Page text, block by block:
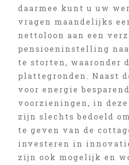
daarmee kunt u uw
vragen maandelijks
nettoloon aan een
pensioeninstelling
te storten, waaronder
plattegronden. Naast
voor energie
voorzieningen, in
zijn slechts bedoeld
te geven van de
investeren in
zijn ook mogelijk en